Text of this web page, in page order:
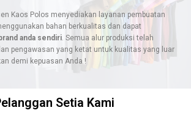
Kaos Polos menyediakan layanan pembuatan
bahan berkualitas dan dapat
anda sendiri . Semua alur produksi telah
pengawasan yang ketat untuk kualitas yang luar
demi kepuasan Anda !
Setia Kami